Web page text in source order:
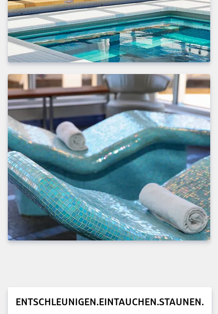
ENTSCHLEUNIGEN.EINTAUCHEN.STAUNEN.